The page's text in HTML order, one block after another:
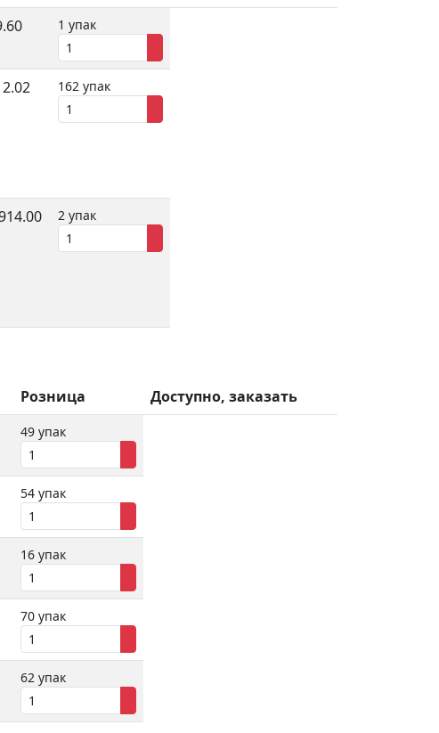
1 упак
162 упак
2 упак
Розница
Доступно, заказать
49 упак
54 упак
16 упак
70 упак
62 упак